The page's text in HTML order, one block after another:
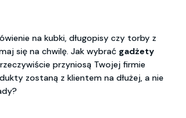
na kubki, długopisy czy torby z
się na chwilę. Jak wybrać gadżety
przyniosą Twojej firmie
zostaną z klientem na dłużej, a nie